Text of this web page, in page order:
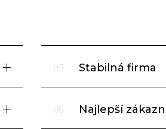
05 Stabilná firma
06 Najlepší